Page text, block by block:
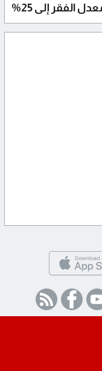
الفقر إلى 25%